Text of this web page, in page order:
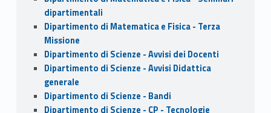
dipartimentali
Dipartimento di Matematica e Fisica - Terza
Missione
Dipartimento di Scienze - Avvisi dei Docenti
Dipartimento di Scienze - Avvisi Didattica
generale
Dipartimento di Scienze - Bandi
Dipartimento di Scienze - CP - Tecnologie